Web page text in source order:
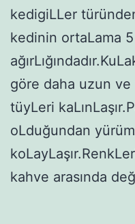
kedigiLLer
kedinin ortaLama 5
göre daha uzun ve
tüyLeri
oLduğundan
kahve arasında